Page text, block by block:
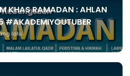
KHAS RAMADAN : AHLAN
lalu